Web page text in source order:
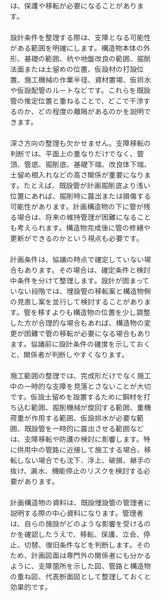
は、保護や移転が必要になることがありま
す。
設計条件を整理する際は、支障となる可能性
がある範囲を明確にします。構造物本体の外
形、基礎の範囲、杭や地盤改良の範囲、掘削
法面または土留めの位置、仮設材の打設位
置、施工機械の作業半径、資材置場、仮排水
や仮設配管のルートなどです。これらを既設
管の推定位置と重ねることで、どこで干渉す
るのか、どの程度の離隔があるのかを説明で
きます。
深さ方向の整理も欠かせません。支障移転の
判断では、平面上の重なりだけでなく、管
頂、管底、掘削底、基礎下端、改良体下端、
土留め根入れなどの高さ関係が重要になりま
す。たとえば、既設管が計画掘削底より浅い
位置にあれば、掘削時に露出または損傷する
可能性があります。計画構造物の下に管が残
る場合は、将来の維持管理が困難になること
も考えられます。構造物完成後に管の修繕や
更新ができるのかという視点も必要です。
計画条件は、協議の時点で確定していない場
合もあります。その場合は、確定条件と検討
中条件を分けて整理します。設計が固まって
いない段階では、埋設管の移転案と構造物側
の見直し案を並行して検討することがありま
す。管を移すよりも構造物の位置を少し調整
した方が合理的な場合もあれば、構造物の変
更が困難で管の移転が必要になる場合もあり
ます。協議前に設計条件の確度を示しておく
と、関係者が判断しやすくなります。
施工範囲の整理では、完成形だけでなく施工
中の一時的な支障を見落とさないことが大切
です。仮設土留めを設置するために鋼材を打
ち込む範囲、掘削機械が旋回する範囲、重機
荷重が作用する範囲、仮設排水が必要な範
囲、既設管を一時的に露出させる範囲など
は、支障移転や防護の検討に影響します。特
に供用中の管路に近接して施工する場合、移
転しない場合でも沈下、浮上、破損、継手の
抜け、漏水、機能停止のリスクを検討する必
要があります。
計画構造物の資料は、既設埋設管の管理者に
説明する際の中心資料になります。管理者
は、自らの施設がどのような影響を受けるの
かを確認したうえで、移転、保護、立会、停
止、切替、復旧条件などを判断します。その
ため、計画図面は専門外の関係者にも分かる
ように、支障箇所を示した図、管路と構造物
の重ね図、代表断面図として整理しておくと
効果的です。